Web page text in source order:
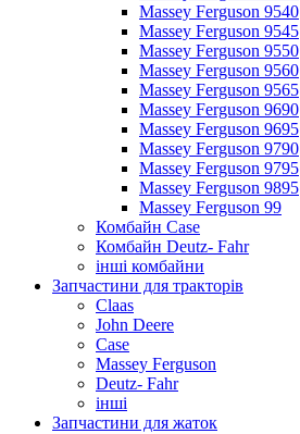
Massey Ferguson 9540
Massey Ferguson 9545
Massey Ferguson 9550
Massey Ferguson 9560
Massey Ferguson 9565
Massey Ferguson 9690
Massey Ferguson 9695
Massey Ferguson 9790
Massey Ferguson 9795
Massey Ferguson 9895
Massey Ferguson 99
Комбайн Case
Комбайн Deutz- Fahr
інші комбайни
Запчастини для тракторів
Claas
John Deere
Case
Massey Ferguson
Deutz- Fahr
інші
Запчастини для жаток